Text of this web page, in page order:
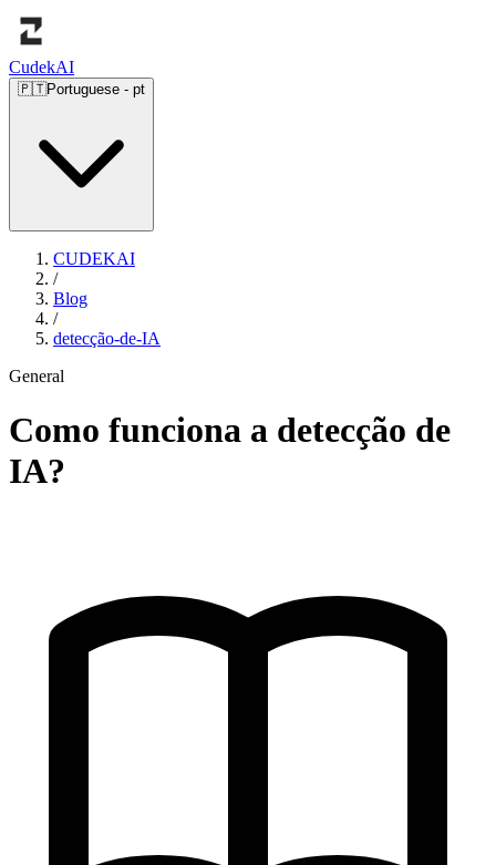
CudekAI
🇵🇹Portuguese - pt
CUDEKAI
/
Blog
/
detecção-de-IA
General
Como funciona a detecção de
IA?